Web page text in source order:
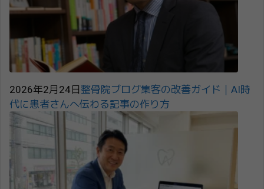
2026年2月24日 整骨院ブログ集客の改善ガイド｜AI時
代に患者さんへ伝わる記事の作り方